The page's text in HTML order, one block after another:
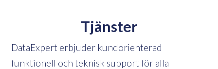
Tjänster
DataExpert erbjuder kundorienterad
funktionell och teknisk support för alla